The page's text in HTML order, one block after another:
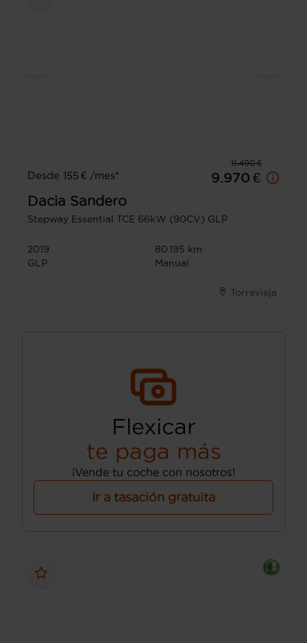
11.490 €
Desde 155 € /mes*
9.970 €
Dacia Sandero
Stepway Essential TCE 66kW (90CV) GLP
2019
80.195 km
GLP
Manual
Torrevieja
Flexicar
te paga más
¡Vende tu coche con nosotros!
Ir a tasación gratuita